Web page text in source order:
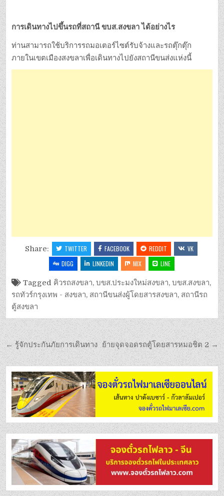
การเดินทางไปขึ้นรถที่สถานี ขบส.สงขลา ได้อย่างไร
ท่านสามารถใช้บริการรถมอเตอร์ไซต์รับจ้างและรถตุ๊กตุ๊ก
ภายในเขตเมืองสงขลาเพื่อเดินทางไปยังสถานีขนส่งแห่งนี้
Share: TWITTER FACEBOOK REDDIT
VK
DIGG
LINKEDIN MIX LINE
Tagged คิวรถสงขลา,บขส.ประมงใหม่สงขลา,บขส.สงขลา,
รถทัวร์กรุงเทพ - สงขลา, สถานีขนส่งผู้โดยสารสงขลา, สถานีรถ
ตู้สงขลา
ย้ายจุดจอดรถตู้โดยสารหมอชิต 2 →
← รู้จักประกันภัยการเดินทาง